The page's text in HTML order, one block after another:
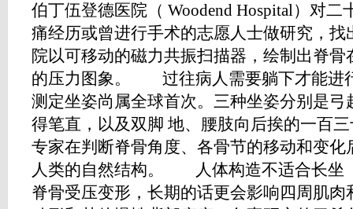
伯丁伍登德医院（ Woodend Hospital）对
痛经历或曾进行手术的志愿人士做研究，
院以可移动的磁力共振扫描器，绘制出脊
的压力图象。 过往病人需要躺下才能进
测定坐姿尚属全球首次。三种坐姿分别是
得笔直，以及双脚 地、腰肢向后挨的一百
专家在判断脊骨角度、各骨节的移动和变
人类的自然结构。 人体构造不适合长
脊骨受压变形，长期的话更会影响四周肌